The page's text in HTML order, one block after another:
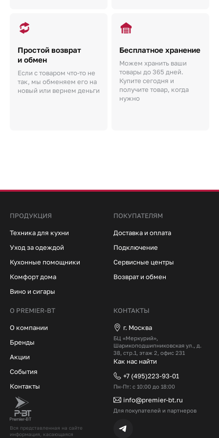
Простой возврат
и обмен
Если с товаром что-то не
так, мы обменяем его на
новый или вернем деньги
Бесплатное хранение
Можем хранить ваши
товары до 365 дней.
Купите сегодня и
получите товар, когда
нужно
Вся представленная на сайте
информация, касающаяся
ПРОДУКЦИЯ
Техника для кухни
Уход за одеждой
Кухонные помощники
Комфорт дома
Вино и сигары
ПОКУПАТЕЛЯМ
Доставка и оплата
Подключение
Сервисные центры
Возврат и обмен
О PREMIER-BT
О компании
Бренды
Акции
События
Контакты
КОНТАКТЫ
г. Москва
БЦ «Меркурий»,
Шарикоподшипниковская ул., д.
38, стр.1, этаж 2, офис 231
Как нас найти
+7 (495)223-93-01
Пн-Пт: с 10:00 до 18:00
info@premier-bt.ru
Для покупателей и партнеров